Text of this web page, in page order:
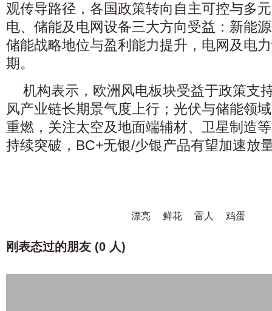
观传导路径，各国政策转向自主可控与多
电、储能及电网设备三大方向受益：新能
储能战略地位与盈利能力提升，电网及电
期。
机构表示，欧洲风电板块受益于政策支
风产业链长期景气度上行；光伏与储能领
重燃，关注太空及地面端辅材、卫星制造
持续突破，BC+无银/少银产品有望加速放
漂亮 鲜花 雷人 鸡蛋
刚表态过的朋友 (0 人)